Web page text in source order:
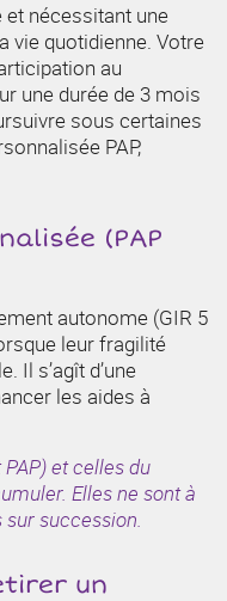
nécessitant une
vie quotidienne. Votre
au
une durée de 3 mois
sous certaines
PAP,
(PAP
autonome (GIR 5
leur fragilité
Il s’agît d’une
les aides à
et celles du
Elles ne sont à
succession.
un